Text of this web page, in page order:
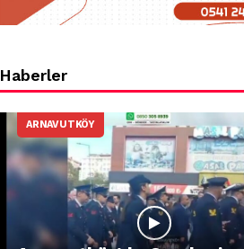
Haberler
ARNAVUTKÖY